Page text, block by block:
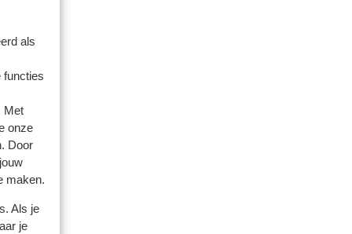
als
functies
Met
onze
Door
maken.
Als je
je